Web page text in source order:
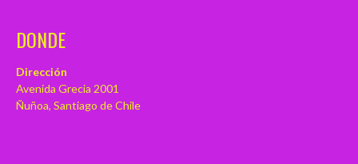
DONDE
Dirección
Avenida Grecia 2001
Ñuñoa, Santiago de Chile